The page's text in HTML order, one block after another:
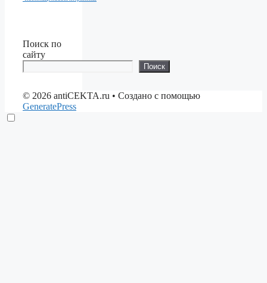
Поиск по
сайту
Поиск
© 2026 antiCEKTA.ru • Создано с помощью
GeneratePress